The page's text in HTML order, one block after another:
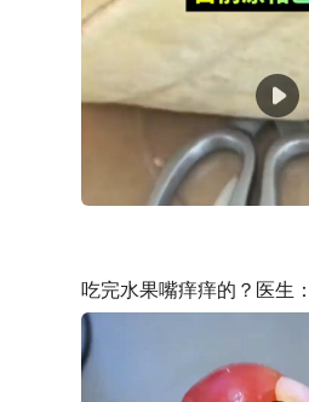
吃完水果嘴痒痒的？医生